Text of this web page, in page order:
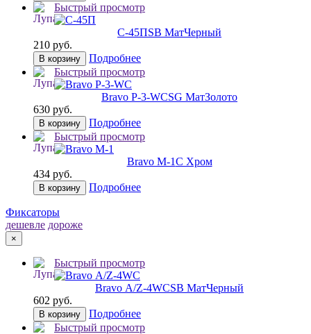
Быстрый просмотр
С-45ПSB МатЧерный
210 руб.
В корзину
Подробнее
Быстрый просмотр
Bravo P-3-WCSG МатЗолото
630 руб.
В корзину
Подробнее
Быстрый просмотр
Bravo M-1C Хром
434 руб.
В корзину Подробнее
Фиксаторы
дешевле дороже
×
Быстрый просмотр
Bravo А/Z-4WCSB МатЧерный
602 руб.
В корзину
Подробнее
Быстрый просмотр